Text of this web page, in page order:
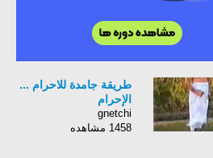
طريقة جامدة للاحرام ...
الإحرام
gnetchi
1458 مشاهده